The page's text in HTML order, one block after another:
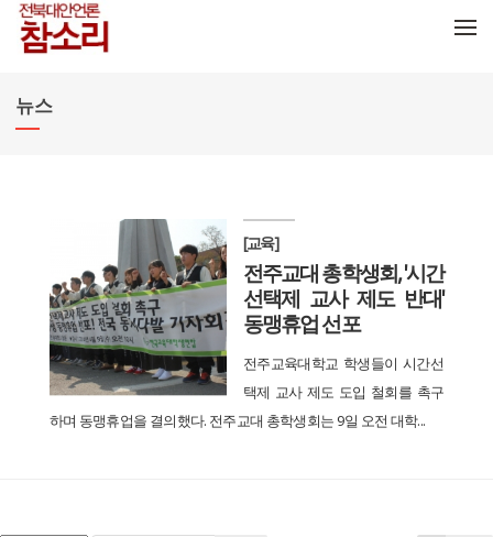
뉴스
[교육]
전주교대 총학생회, '시간
선택제 교사 제도 반대'
동맹휴업 선포
전주교육대학교 학생들이 시간선
택제 교사 제도 도입 철회를 촉구
하며 동맹휴업을 결의했다. 전주교대 총학생회는 9일 오전 대학...